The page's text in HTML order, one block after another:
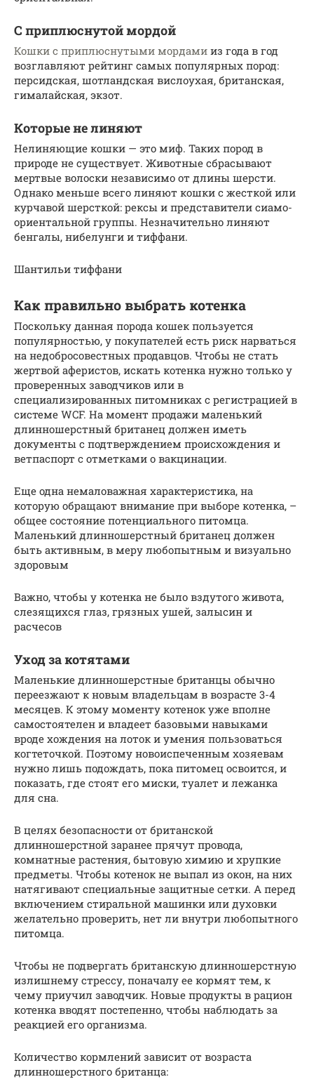
С приплюснутой мордой
Кошки с приплюснутыми мордами из года в год
возглавляют рейтинг самых популярных пород:
персидская, шотландская вислоухая, британская,
гималайская, экзот.
Которые не линяют
Нелиняющие кошки — это миф. Таких пород в
природе не существует. Животные сбрасывают
мертвые волоски независимо от длины шерсти.
Однако меньше всего линяют кошки с жесткой или
курчавой шерсткой: рексы и представители сиамо-
ориентальной группы. Незначительно линяют
бенгалы, нибелунги и тиффани.
Шантильи тиффани
Как правильно выбрать котенка
Поскольку данная порода кошек пользуется
популярностью, у покупателей есть риск нарваться
на недобросовестных продавцов. Чтобы не стать
жертвой аферистов, искать котенка нужно только у
проверенных заводчиков или в
специализированных питомниках с регистрацией в
системе WCF. На момент продажи маленький
длинношерстный британец должен иметь
документы с подтверждением происхождения и
ветпаспорт с отметками о вакцинации.
Еще одна немаловажная характеристика, на
которую обращают внимание при выборе котенка, –
общее состояние потенциального питомца.
Маленький длинношерстный британец должен
быть активным, в меру любопытным и визуально
здоровым
Важно, чтобы у котенка не было вздутого живота,
слезящихся глаз, грязных ушей, залысин и
расчесов
Уход за котятами
Маленькие длинношерстные британцы обычно
переезжают к новым владельцам в возрасте 3-4
месяцев. К этому моменту котенок уже вполне
самостоятелен и владеет базовыми навыками
вроде хождения на лоток и умения пользоваться
когтеточкой. Поэтому новоиспеченным хозяевам
нужно лишь подождать, пока питомец освоится, и
показать, где стоят его миски, туалет и лежанка
для сна.
В целях безопасности от британской
длинношерстной заранее прячут провода,
комнатные растения, бытовую химию и хрупкие
предметы. Чтобы котенок не выпал из окон, на них
натягивают специальные защитные сетки. А перед
включением стиральной машинки или духовки
желательно проверить, нет ли внутри любопытного
питомца.
Чтобы не подвергать британскую длинношерстную
излишнему стрессу, поначалу ее кормят тем, к
чему приучил заводчик. Новые продукты в рацион
котенка вводят постепенно, чтобы наблюдать за
реакцией его организма.
Количество кормлений зависит от возраста
длинношерстного британца: